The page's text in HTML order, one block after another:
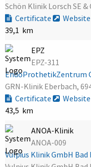
Schön Klinik Lorsch SE &
Certificate
Website
39,1 km
EPZ
EPZ-311
EndoProthetikZentrum
GRN-Klinik Eberbach,
Certificate
Website
43,5 km
ANOA-Klinik
ANOA-009
Vulpius Klinik GmbH Bad